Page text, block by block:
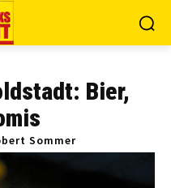
Bier,
Sommer